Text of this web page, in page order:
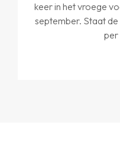
keer in het vroege
september. Staat de
per